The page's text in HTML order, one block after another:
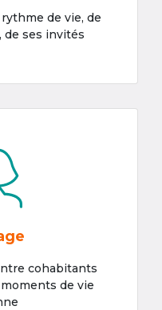
de vie, de
de ses invités
cohabitants
de vie